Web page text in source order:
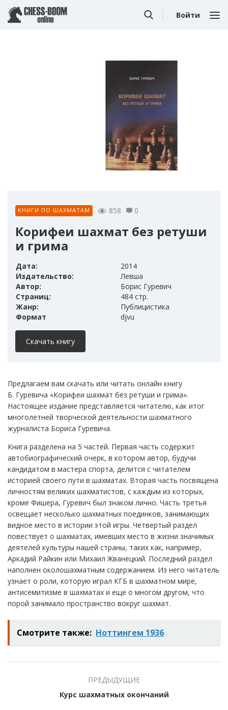
Войти
КНИГИ ПО ШАХМАТАМ 858 0
Корифеи шахмат без ретуши
и грима
Дата:
2014
Издательство:
Левша
Автор:
Борис Гуревич
Страниц:
484 стр.
Жанр:
Публицистика
Формат
djvu
Скачать книгу
Предлагаем вам скачать или читать онлайн книгу
Б. Гуревича «Корифеи шахмат без ретуши и грима».
Настоящее издание представляется читателю, как итог
многолетней творческой деятельности шахматного
журналиста Бориса Гуревича.
Книга разделена на 5 частей. Первая часть содержит
автобиографический очерк, в котором автор, будучи
кандидатом в мастера спорта, делится с читателем
историей своего пути в шахматах. Вторая часть посвящена
личностям великих шахматистов, с каждым из которых,
кроме Фишера, Гуревич был знаком лично. Часть третья
освещает несколько шахматных поединков, занимающих
видное место в истории этой игры. Четвертый раздел
повествует о шахматах, имевших место в жизни значимых
деятелей культуры нашей страны, таких как, например,
Аркадий Райкин или Михаил Жванецкий. Последний раздел
наполнен околошахматным содержанием. Из него читатель
узнает о роли, которую играл КГБ в шахматном мире,
антисемитизме в шахматах и еще о многом другом, что
порой занимало пространство вокруг шахмат.
Смотрите также: Ноттингем 1936
ПРЕДЫДУЩИЕ
Курс шахматных окончаний